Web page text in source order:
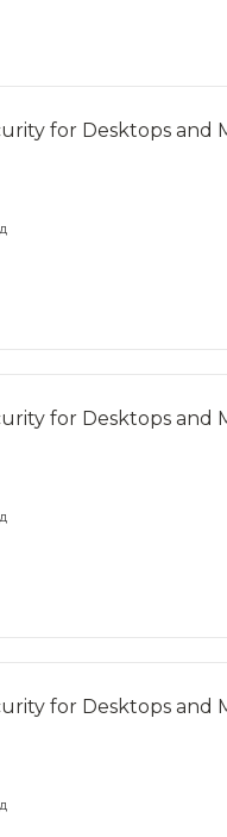
for Desktops and
for Desktops and
for Desktops and